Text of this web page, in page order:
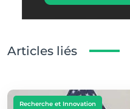
Articles liés
Recherche et Innovation